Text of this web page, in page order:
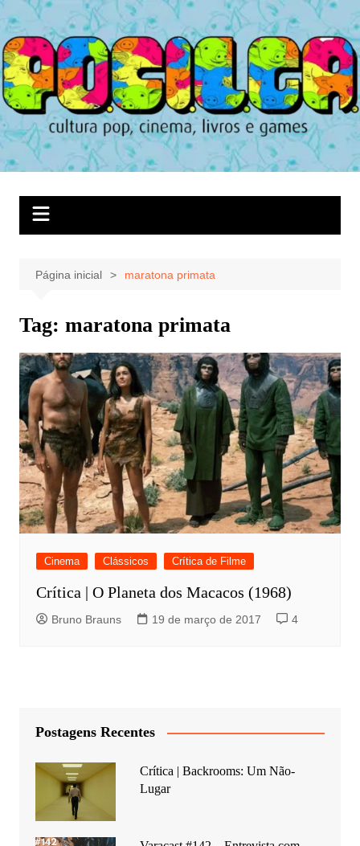
Ir
para
o
conteúdo
Página inicial maratona primata
Tag: maratona primata
Cinema Clássicos Crítica de Filme
Crítica | O Planeta dos Macacos (1968)
Bruno Brauns 19 de março de 2017 4
Postagens Recentes
Crítica | Backrooms: Um Não-
Lugar